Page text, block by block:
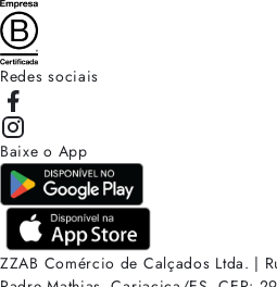
Redes sociais
Baixe o App
ZZAB Comércio de Calçados Ltda. |